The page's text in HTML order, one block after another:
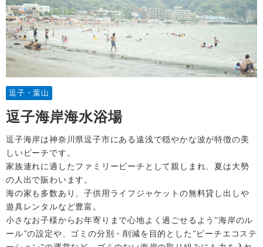
逗子・葉山
逗子海岸海水浴場
逗子海岸は神奈川県逗子市にある遠浅で穏やかな波が特徴の美
しいビーチです。
家族連れに適したファミリービーチとして親しまれ、夏は大勢
の人出で賑わいます。
海の家も多数あり、子供用ライフジャケットの無料貸し出しや
遊具レンタルなど豊富。
小さなお子様からお年寄りまで心地よく過ごせるよう”海岸のル
ール”の設定や、ゴミの分別・削減を目的とした”ビーチエコステ